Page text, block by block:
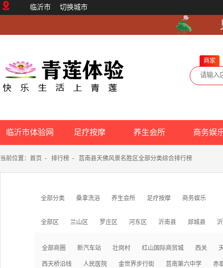
临沂市 切换城市
商家
临沂市体验网 足疗按摩 养生会所 商务娱
当前位置： 首页 - 排行榜 - 莒南县天佛风景名胜区全部分类综合排行榜
全部分类 桑拿洗浴 养生会所 足疗按摩 商务娱乐
全部区 兰山区 罗庄区 河东区 沂南县 郯城县
全部商圈 新汽车站 壮岗村 红山国际商贸城 西关
西天桥沿线 人民医院 金世界步行街 莒南第六中学 赤